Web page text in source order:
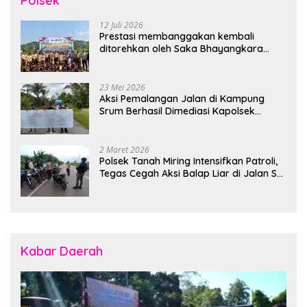
12 Juli 2026
Prestasi membanggakan kembali
ditorehkan oleh Saka Bhayangkara
23 Mei 2026
Aksi Pemalangan Jalan di Kampung
Srum Berhasil Dimediasi Kapolsek
2 Maret 2026
Polsek Tanah Miring Intensifkan Patroli,
Tegas Cegah Aksi Balap Liar di Jalan SP
Kabar Daerah